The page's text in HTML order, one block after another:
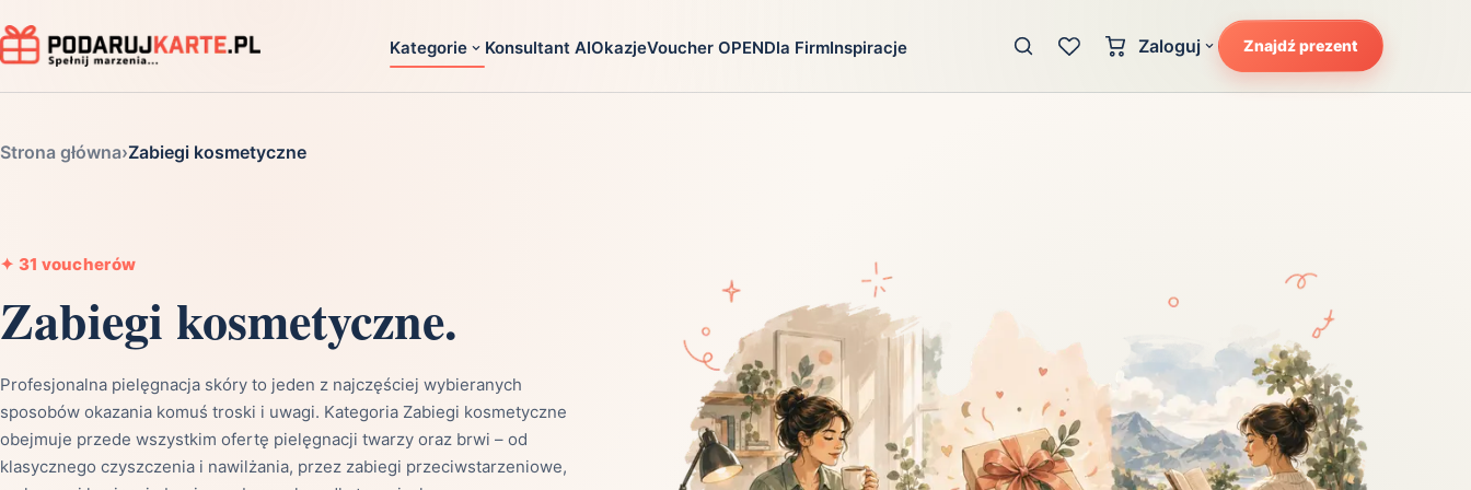
Kategorie
Dla seniora
Zobacz wszystkie
Kultura i Rozrywka
Kursy i szkolenia
Motoryzacja
Nie mam pomysłu
Narodziny dziecka
Parapetówka
Rocznica
Różne okazje
Ślub i wesele
Święta
Urodziny
Pewność siebie
Potencjał
Radość
Smak luksusu
Konsultant AIOkazjeVoucher OPENDla FirmInspiracje Zaloguj Znajdź prezent
Strona główna›Zabiegi kosmetyczne
✦ 31 voucherów
Zabiegi kosmetyczne.
Profesjonalna pielęgnacja skóry to jeden z najczęściej wybieranych
sposobów okazania komuś troski i uwagi. Kategoria Zabiegi kosmetyczne
obejmuje przede wszystkim ofertę pielęgnacji twarzy oraz brwi – od
klasycznego czyszczenia i nawilżania, przez zabiegi przeciwstarzeniowe,